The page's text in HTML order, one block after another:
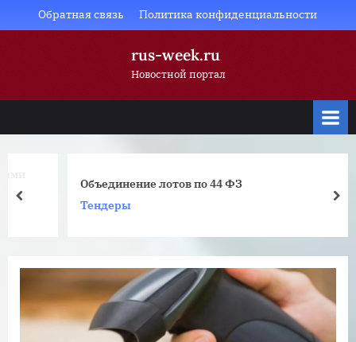
to
Обратная связь Политика конфиденциальности
rus-week.ru
Новостной портал
Объединение лотов по 44 ФЗ
Тендеры
prev